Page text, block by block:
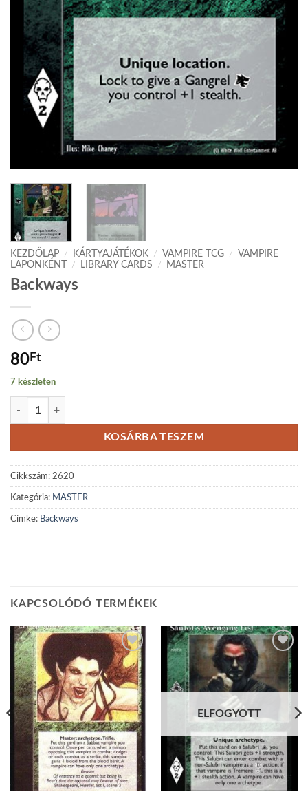
KEZDŐLAP / KÁRTYAJÁTÉKOK / VAMPIRE TCG /
VAMPIRE
LAPONKÉNT
/ LIBRARY CARDS / MASTER
Backways
80Ft
7 készleten
Backways mennyiség
KOSÁRBA TESZEM
Cikkszám: 2620
Kategória: MASTER
Címke: Backways
KAPCSOLÓDÓ TERMÉKEK
Add to
wishlist
Add to
wishlist
ELFOGYOTT